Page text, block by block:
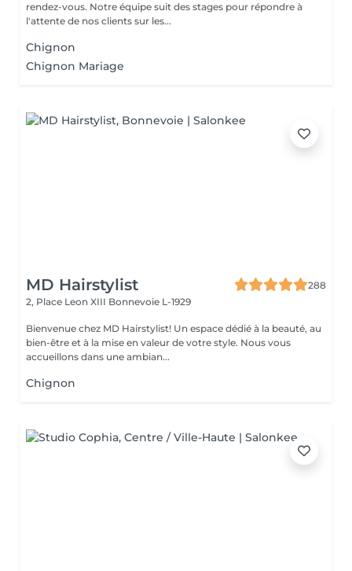
rendez-vous. Notre équipe suit des stages pour répondre à
l'attente de nos clients sur les...
Chignon
Chignon Mariage
MD Hairstylist
288
2, Place Leon XIII Bonnevoie L-1929
Bienvenue chez MD Hairstylist! Un espace dédié à la beauté, au
bien-être et à la mise en valeur de votre style. Nous vous
accueillons dans une ambian...
Chignon